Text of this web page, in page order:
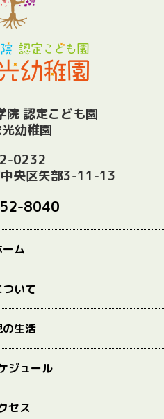
院 認定こども園
幼稚園
0232
央区矢部3-11-13
8040
ーム
ついて
の生活
ジュール
セス